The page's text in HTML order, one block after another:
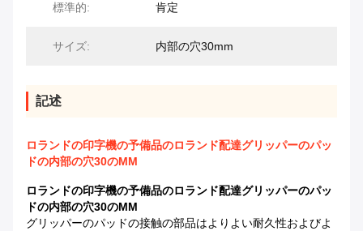
標準的: 肯定
サイズ: 内部の穴30mm
記述
ロランドの印字機の予備品のロランド配達グリッパーのパッ
ドの内部の穴30のMM
ロランドの印字機の予備品のロランド配達グリッパーのパッ
ドの内部の穴30のMM
グリッパーのパッドの接触の部品はよりよい耐久性およびよ